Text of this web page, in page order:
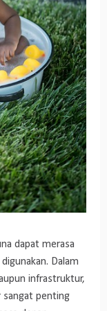
dapat merasa
Dalam
infrastruktur,
sangat penting